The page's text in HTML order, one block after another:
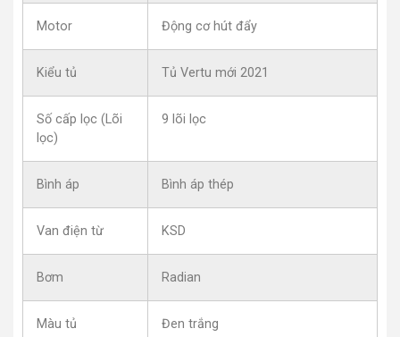
Motor Động cơ hút đẩy
Kiểu tủ Tủ Vertu mới 2021
Số cấp lọc (Lõi
lọc)
9 lõi lọc
Bình áp Bình áp thép
Van điện từ KSD
Bơm Radian
Màu tủ Đen trắng